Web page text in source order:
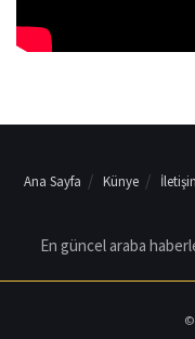
Ana Sayfa Künye
En güncel araba
©